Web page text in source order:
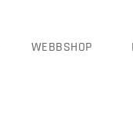
WEBBSHOP